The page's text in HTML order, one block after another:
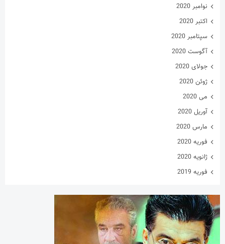
نوامبر 2020
اکتبر 2020
سپتامبر 2020
آگوست 2020
جولای 2020
ژوئن 2020
می 2020
آوریل 2020
مارس 2020
فوریه 2020
ژانویه 2020
فوریه 2019